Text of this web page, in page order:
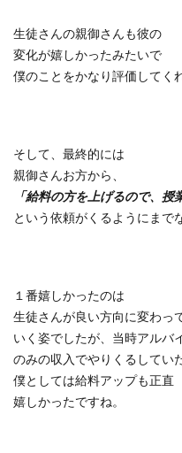
生徒さんの親御さんも彼の
変化が嬉しかったみたいで
僕のことをかなり評価してく
そして、最終的には
親御さんお方から、
「給料の方を上げるので、授
という依頼がくるようにまで
１番嬉しかったのは
生徒さんが良い方向に変わっ
いく姿でしたが、当時アルバ
のみの収入でやりくるしてい
僕としては給料アップも正直
嬉しかったですね。